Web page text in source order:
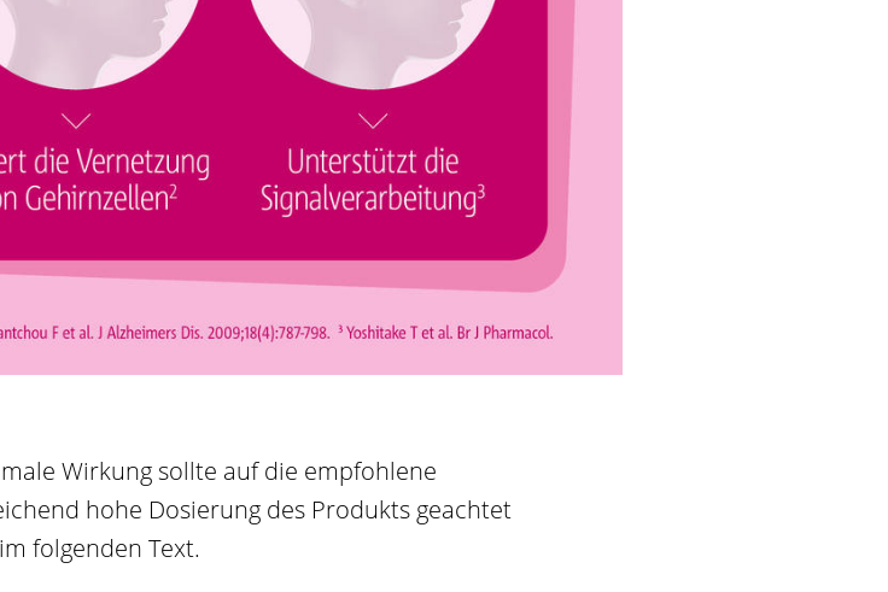
Wirkung sollte auf die empfohlene
hohe Dosierung des Produkts geachtet
folgenden Text.